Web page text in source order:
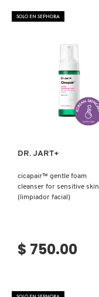
KÉRASTASE
KIEHL’S
KYLIE COSMETICS
SOLO EN SEPHORA
Ver más
DR. JART+
cicapair™ gentle foam
cleanser for sensitive skin
(limpiador facial)
$ 750.00